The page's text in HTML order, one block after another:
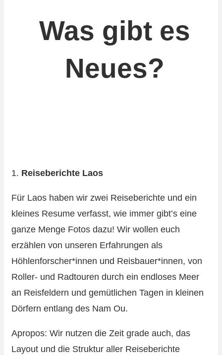
Was gibt es
Neues?
1. Reiseberichte Laos
Für Laos haben wir zwei Reiseberichte und ein
kleines Resume verfasst, wie immer gibt’s eine
ganze Menge Fotos dazu! Wir wollen euch
erzählen von unseren Erfahrungen als
Höhlenforscher*innen und Reisbauer*innen, von
Roller- und Radtouren durch ein endloses Meer
an Reisfeldern und gemütlichen Tagen in kleinen
Dörfern entlang des Nam Ou.
Apropos: Wir nutzen die Zeit grade auch, das
Layout und die Struktur aller Reiseberichte